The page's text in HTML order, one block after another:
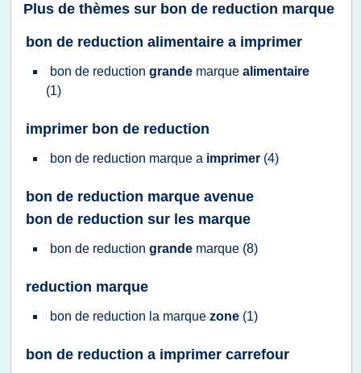
Plus de thèmes sur bon de reduction marque
bon de reduction alimentaire a imprimer
bon de reduction grande marque alimentaire
(1)
imprimer bon de reduction
bon de reduction marque a imprimer (4)
bon de reduction marque avenue
bon de reduction sur les marque
bon de reduction grande marque (8)
reduction marque
bon de reduction la marque zone (1)
bon de reduction a imprimer carrefour